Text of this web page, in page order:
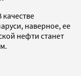
наверное, ее
нефти станет